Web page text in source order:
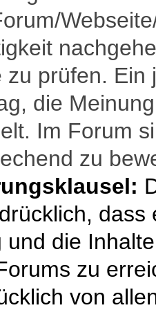
zu prüfen.
die
Im Forum
zu
und die
zu
von